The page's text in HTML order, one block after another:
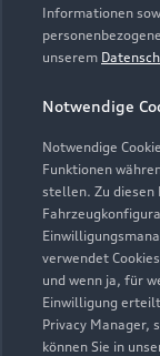
Informationen
unserem
Notwendige
Notwendige
Funktionen
stellen. Zu diesen
verwendet
und wenn ja, für
Einwilligung
Privacy Manager,
können Sie in
Praktisches
Pflege von
Zur Audi